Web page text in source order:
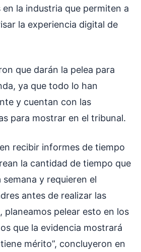
la industria que permiten a
la experiencia digital de
que darán la pelea para
ya que todo lo han
y cuentan con las
para mostrar en el tribunal.
recibir informes de tiempo
la cantidad de tiempo que
semana y requieren el
antes de realizar las
planeamos pelear esto en los
que la evidencia mostrará
mérito”, concluyeron en